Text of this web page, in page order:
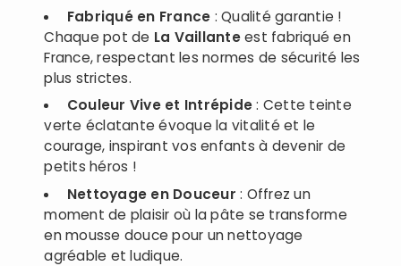
Fabriqué en France : Qualité garantie !
Chaque pot de La Vaillanteest fabriqué en
France, respectant les normes de sécurité les
plus strictes.
Couleur Vive et Intrépide: Cette teinte
verte éclatante évoque la vitalité et le
courage, inspirant vos enfants à devenir de
petits héros !
Nettoyage en Douceur : Offrez un
moment de plaisir où la pâte se transforme
en mousse douce pour un nettoyage
agréable et ludique.